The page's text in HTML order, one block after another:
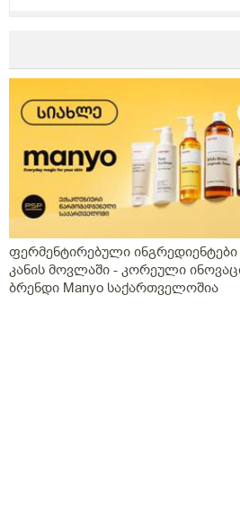
ფერმენტირებული ინგრედიენტები
კანის მოვლაში - კორეული
ბრენდი Manyo საქართველოშია